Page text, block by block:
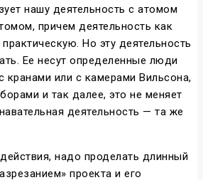
нашу деятельность с атомом
причем деятельность как
Но эту деятельность
Ее несут определенные люди
кранами или с камерами Вильсона,
и так далее, это не меняет
деятельность — та же
надо проделать длинный
проекта и его